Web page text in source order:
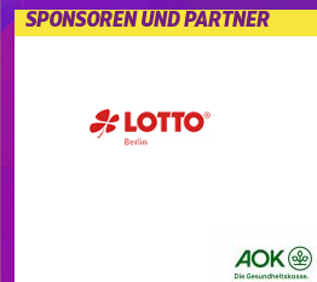
SPONSOREN UND PARTNER